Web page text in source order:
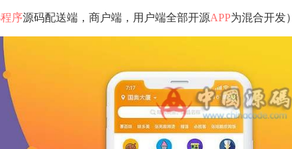
序源码配送端，商户端，用户端全部开源APP为混合开发）